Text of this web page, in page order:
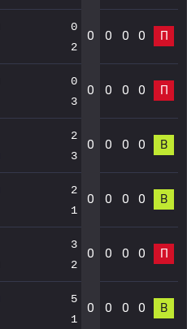
0
2
0 0 0 0 П
0
3
0 0 0 0 П
2
3
0 0 0 0 В
2
1
0 0 0 0 В
3
2
0 0 0 0 П
5
1
0 0 0 0 В